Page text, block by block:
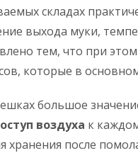
складах
выхода муки,
тем, что при
которые в
большое
воздуха к
хранения после